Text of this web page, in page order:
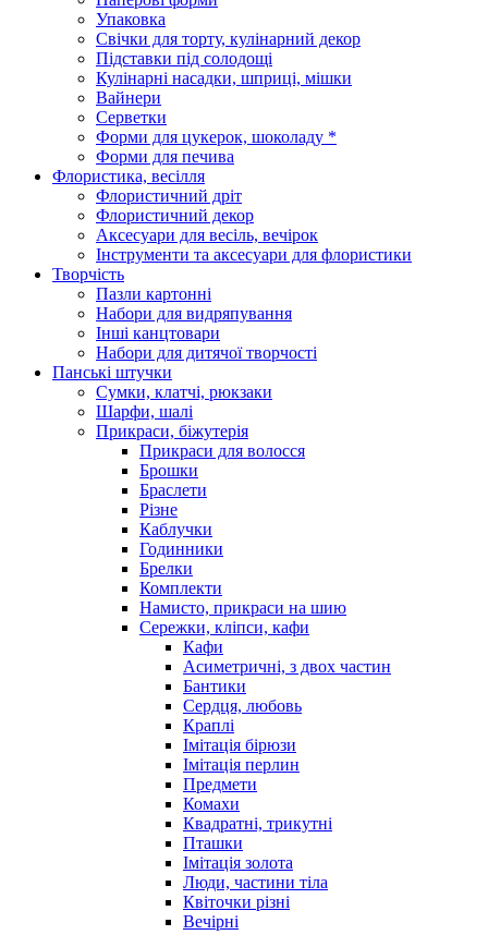
Упаковка
Свічки для торту, кулінарний декор
Підставки під солодощі
Кулінарні насадки, шприці, мішки
Вайнери
Серветки
Форми для цукерок, шоколаду *
Форми для печива
Флористика, весілля
Флористичний дріт
Флористичний декор
Аксесуари для весіль, вечірок
Інструменти та аксесуари для флористики
Творчість
Пазли картонні
Набори для видряпування
Інші канцтовари
Набори для дитячої творчості
Панські штучки
Сумки, клатчі, рюкзаки
Шарфи, шалі
Прикраси, біжутерія
Прикраси для волосся
Брошки
Браслети
Різне
Каблучки
Годинники
Брелки
Комплекти
Намисто, прикраси на шию
Сережки, кліпси, кафи
Кафи
Асиметричні, з двох частин
Бантики
Сердця, любовь
Краплі
Імітація бірюзи
Імітація перлин
Предмети
Комахи
Квадратні, трикутні
Пташки
Імітація золота
Люди, частини тіла
Квіточки різні
Вечірні